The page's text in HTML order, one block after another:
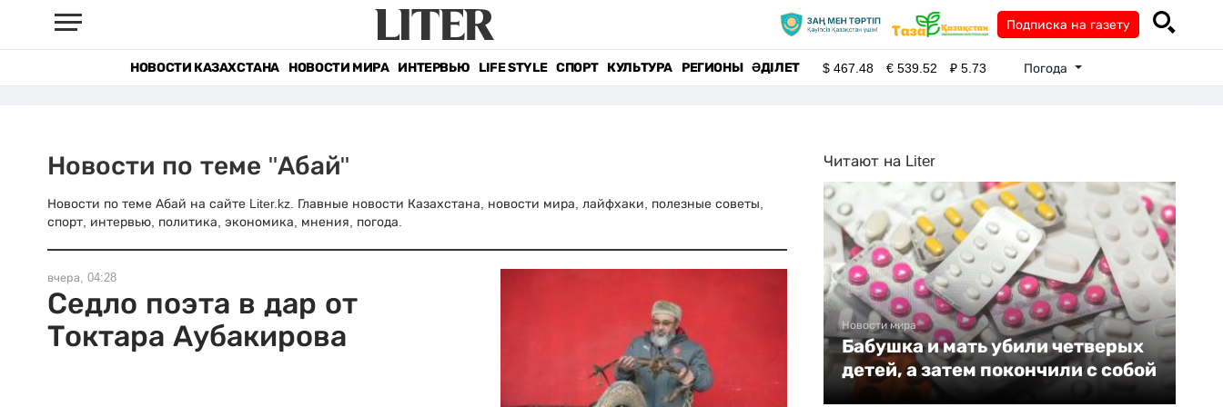
Подписка на газету
НОВОСТИ КАЗАХСТАНА НОВОСТИ МИРА ИНТЕРВЬЮ LIFE STYLE СПОРТ КУЛЬТУРА РЕГИОНЫ ӘДІЛЕТ $467.48 €539.52 ₽5.73 Погода
Новости по теме "Абай"
Новости по теме Абай на сайте Liter.kz. Главные новости Казахстана, новости мира, лайфхаки, полезные советы,
спорт, интервью, политика, экономика, мнения, погода.
вчера, 04:28
Седло поэта в дар от
Токтара Аубакирова
Читают на Liter
Новости мира
Бабушка и мать убили четверых
детей, а затем покончили с собой